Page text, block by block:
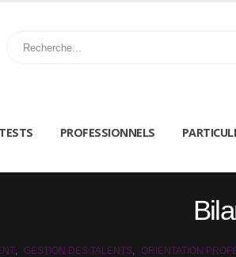
TESTS PROFESSIONNELS
GESTION DES TALENTS ORIENTATION